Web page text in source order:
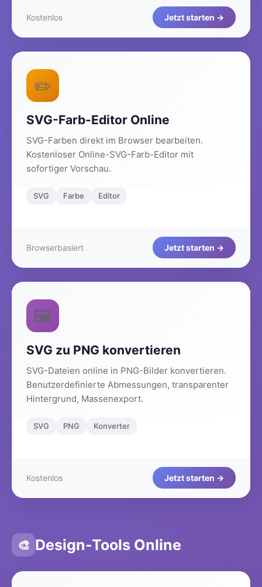
Kostenlos Jetzt starten →
✏️
SVG-Farb-Editor Online
SVG-Farben direkt im Browser bearbeiten.
Kostenloser Online-SVG-Farb-Editor mit
sofortiger Vorschau.
SVG Farbe Editor
Browserbasiert Jetzt starten →
🖼️
SVG zu PNG konvertieren
SVG-Dateien online in PNG-Bilder konvertieren.
Benutzerdefinierte Abmessungen, transparenter
Hintergrund, Massenexport.
SVG PNG Konverter
Kostenlos Jetzt starten →
🎨 Design-Tools Online